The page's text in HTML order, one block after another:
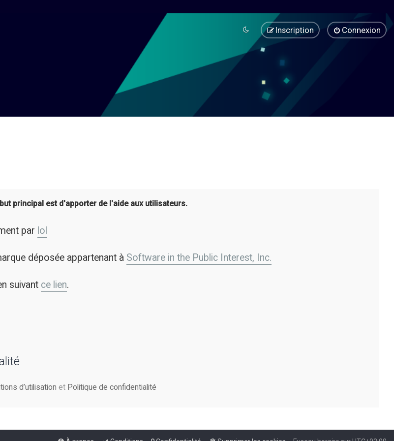
Connexion
Inscription
principal est d'apporter de l'aide aux utilisateurs.
par lol
déposée appartenant à Software in the Public Interest, Inc.
suivant ce lien.
d’utilisation et Politique de confidentialité